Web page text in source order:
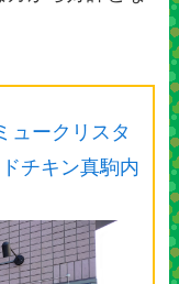
ュークリスタ
チキン真駒内